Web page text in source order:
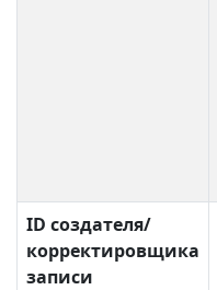
ID создателя/
корректировщика
записи